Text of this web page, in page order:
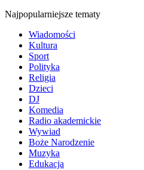
Najpopularniejsze tematy
Wiadomości
Kultura
Sport
Polityka
Religia
Dzieci
DJ
Komedia
Radio akademickie
Wywiad
Boże Narodzenie
Muzyka
Edukacja